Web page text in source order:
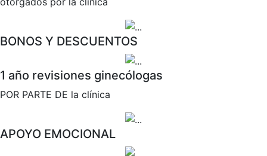
BONOS Y DESCUENTOS
1 año revisiones ginecólogas
POR PARTE DE la clínica
APOYO EMOCIONAL